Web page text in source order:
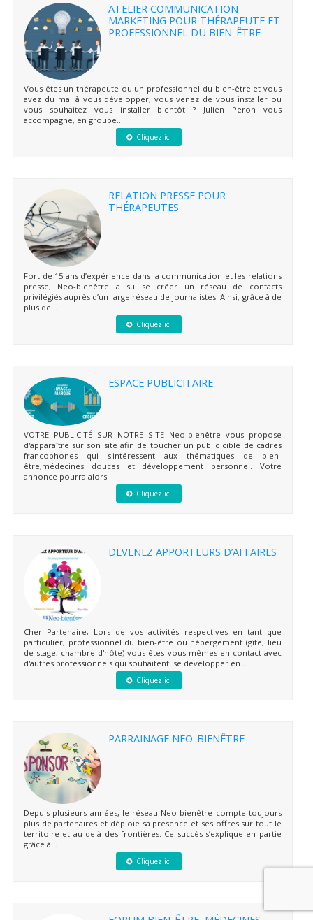
ATELIER COMMUNICATION-
MARKETING POUR THÉRAPEUTE ET
PROFESSIONNEL DU BIEN-ÊTRE
Vous êtes un thérapeute ou un professionnel du bien-être et vous
avez du mal à vous développer, vous venez de vous installer ou
vous souhaitez vous installer bientôt ? Julien Peron vous
accompagne, en groupe...
Cliquez ici
RELATION PRESSE POUR
THÉRAPEUTES
Fort de 15 ans d’expérience dans la communication et les relations
presse, Neo-bienêtre a su se créer un réseau de contacts
privilégiés auprès d’un large réseau de journalistes. Ainsi, grâce à de
plus de...
Cliquez ici
ESPACE PUBLICITAIRE
VOTRE PUBLICITÉ SUR NOTRE SITE Neo-bienêtre vous propose
d'apparaître sur son site afin de toucher un public ciblé de cadres
francophones qui s'intéressent aux thématiques de bien-
être,médecines douces et développement personnel. Votre
annonce pourra alors...
Cliquez ici
DEVENEZ APPORTEURS D’AFFAIRES
Cher Partenaire, Lors de vos activités respectives en tant que
particulier, professionnel du bien-être ou hébergement (gîte, lieu
de stage, chambre d'hôte) vous êtes vous mêmes en contact avec
d'autres professionnels qui souhaitent se développer en...
Cliquez ici
PARRAINAGE NEO-BIENÊTRE
Depuis plusieurs années, le réseau Neo-bienêtre compte toujours
plus de partenaires et déploie sa présence et ses offres sur tout le
territoire et au delà des frontières. Ce succès s’explique en partie
grâce à...
Cliquez ici